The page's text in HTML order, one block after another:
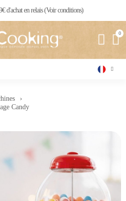
d'achat en relais (Voir conditions)
Candy